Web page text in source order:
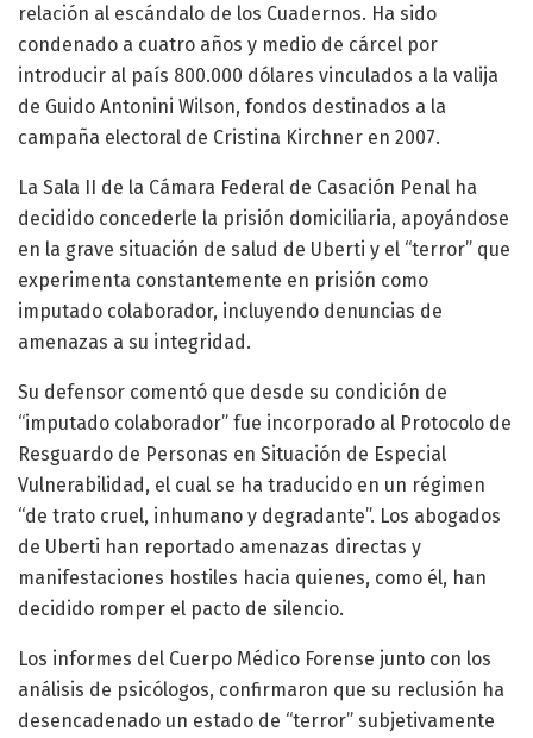
relación al escándalo de los Cuadernos. Ha sido
condenado a cuatro años y medio de cárcel por
introducir al país 800.000 dólares vinculados a la valija
de Guido Antonini Wilson, fondos destinados a la
campaña electoral de Cristina Kirchner en 2007.
La Sala II de la Cámara Federal de Casación Penal ha
decidido concederle la prisión domiciliaria, apoyándose
en la grave situación de salud de Uberti y el “terror” que
experimenta constantemente en prisión como
imputado colaborador, incluyendo denuncias de
amenazas a su integridad.
Su defensor comentó que desde su condición de
“imputado colaborador” fue incorporado al Protocolo de
Resguardo de Personas en Situación de Especial
Vulnerabilidad, el cual se ha traducido en un régimen
“de trato cruel, inhumano y degradante”. Los abogados
de Uberti han reportado amenazas directas y
manifestaciones hostiles hacia quienes, como él, han
decidido romper el pacto de silencio.
Los informes del Cuerpo Médico Forense junto con los
análisis de psicólogos, confirmaron que su reclusión ha
desencadenado un estado de “terror” subjetivamente